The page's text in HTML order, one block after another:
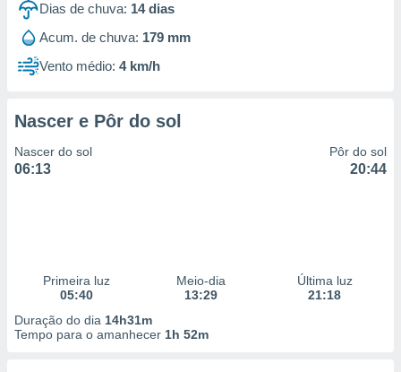
Dias de chuva: 14dias
Acum. de chuva: 179 mm
Vento médio: 4 km/h
Nascer e Pôr do sol
Nascer do sol
06:13
Pôr do sol
20:44
Primeira luz
05:40
Meio-dia
13:29
Última luz
21:18
Duração do dia 14h31m
Tempo para o amanhecer 1h 52m